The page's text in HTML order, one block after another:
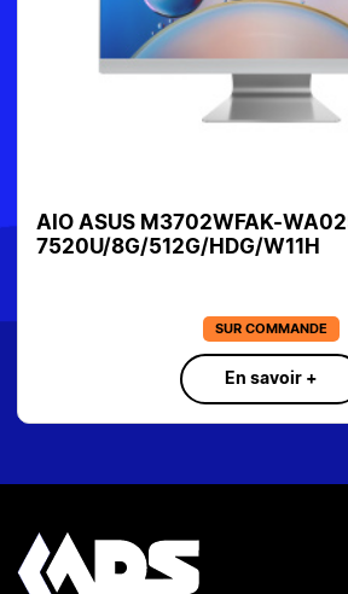
AIO ASUS M3702WFAK-
7520U/8G/512G/HDG/W11H
SUR COMMANDE
En savoir +